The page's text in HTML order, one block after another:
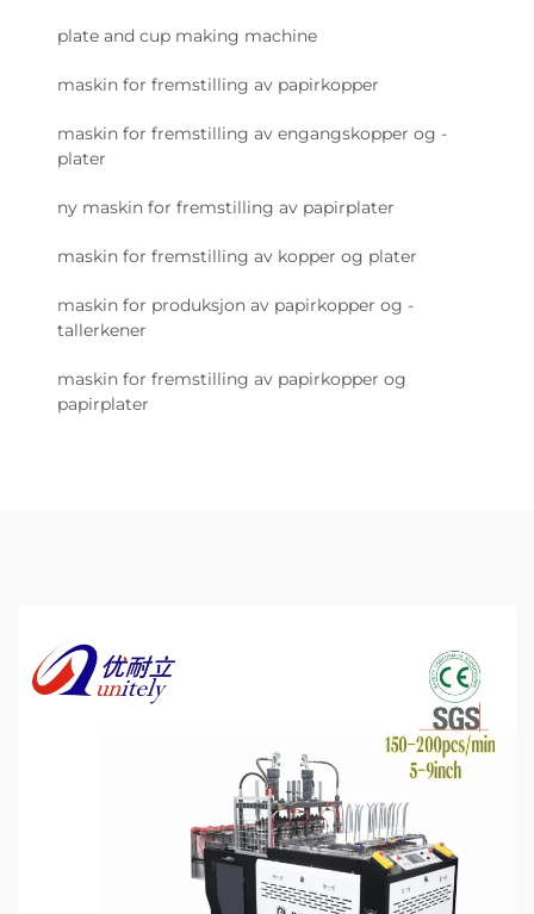
plate and cup making machine
maskin for fremstilling av papirkopper
maskin for fremstilling av engangskopper og -
plater
ny maskin for fremstilling av papirplater
maskin for fremstilling av kopper og plater
maskin for produksjon av papirkopper og -
tallerkener
maskin for fremstilling av papirkopper og
papirplater